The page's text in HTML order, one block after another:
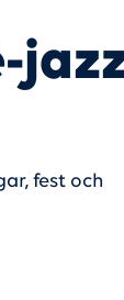
fest och